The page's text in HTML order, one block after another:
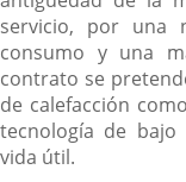
servicio, por una
consumo y una
contrato se
de calefacción
tecnología de
vida útil.